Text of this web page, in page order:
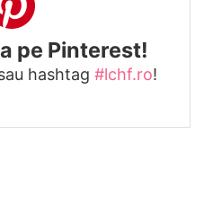
pe Pinterest!
hashtag #lchf.ro!